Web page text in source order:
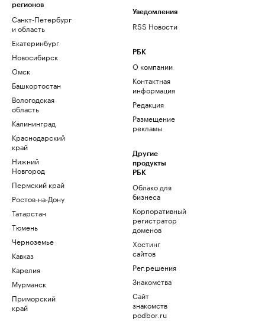
регионов
Санкт-Петербург
и область
Екатеринбург
Новосибирск
Омск
Башкортостан
Вологодская
область
Калининград
Краснодарский
край
Нижний
Новгород
Пермский край
Ростов-на-Дону
Татарстан
Тюмень
Черноземье
Кавказ
Карелия
Мурманск
Приморский
край
Уведомления
RSS Новости
РБК
О компании
Контактная
информация
Редакция
Размещение
рекламы
Другие
продукты
РБК
Облако для
бизнеса
Корпоративный
регистратор
доменов
Хостинг
сайтов
Рег.решения
Знакомства
Сайт
знакомств
podbor.ru